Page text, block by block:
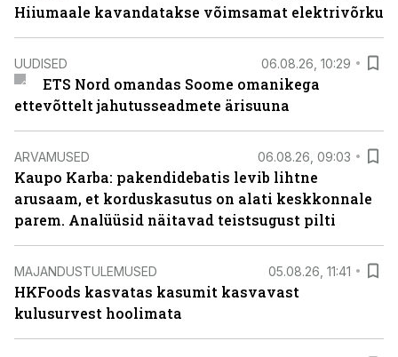
Hiiumaale kavandatakse võimsamat elektrivõrku
UUDISED 06.08.26, 10:29
ETS Nord omandas Soome omanikega
ettevõttelt jahutusseadmete ärisuuna
ARVAMUSED 06.08.26, 09:03
Kaupo Karba: pakendidebatis levib lihtne
arusaam, et korduskasutus on alati keskkonnale
parem. Analüüsid näitavad teistsugust pilti
MAJANDUSTULEMUSED 05.08.26, 11:41
HKFoods kasvatas kasumit kasvavast
kulusurvest hoolimata